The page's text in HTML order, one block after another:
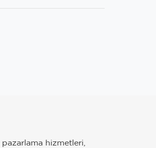
pazarlama hizmetleri,